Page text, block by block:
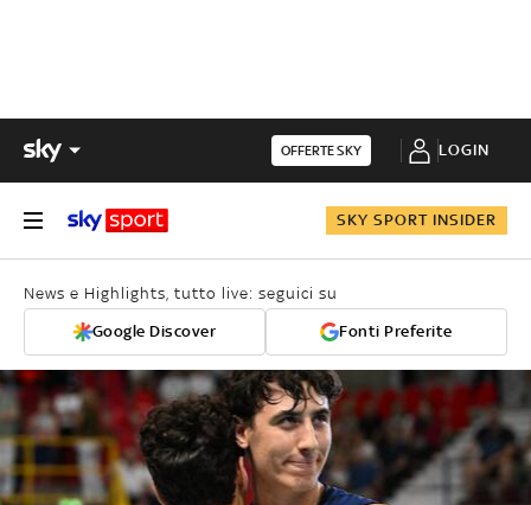
OFFERTE SKY LOGIN
SKY SPORT INSIDER
News e Highlights, tutto live: seguici su
Google Discover Fonti Preferite